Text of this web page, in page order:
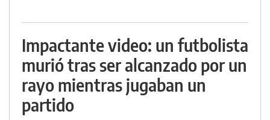
Impactante video: un futbolista
murió tras ser alcanzado por un
rayo mientras jugaban un
partido